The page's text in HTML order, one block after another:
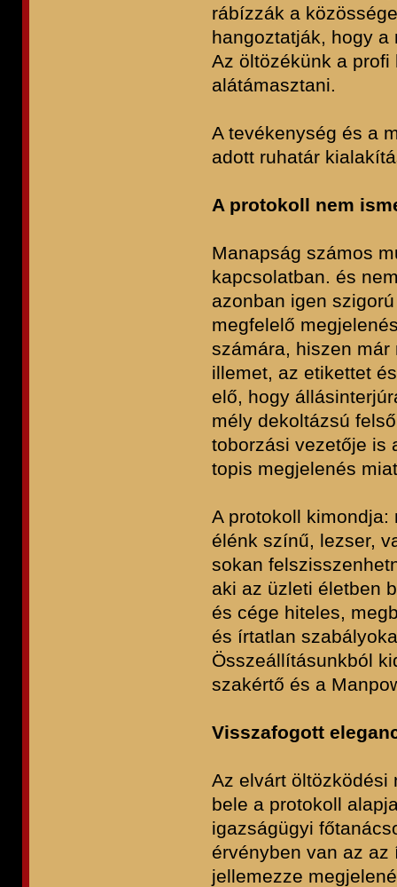
rábízzák a
hangoztatják, hogy
Az öltözékünk a
alátámasztani.
A tevékenység és a
adott ruhatár
A protokoll nem
Manapság számos
kapcsolatban. és
azonban igen
megfelelő
számára, hiszen
illemet, az etikettet
elő, hogy
mély dekoltázsú
toborzási vezetője is
topis megjelenés
A protokoll
élénk színű, lezser,
sokan
aki az üzleti életben
és cége hiteles,
és írtatlan
Összeállításunkból
szakértő és a
Visszafogott
Az elvárt öltözködési
bele a protokoll
igazságügyi
érvényben van az
jellemezze